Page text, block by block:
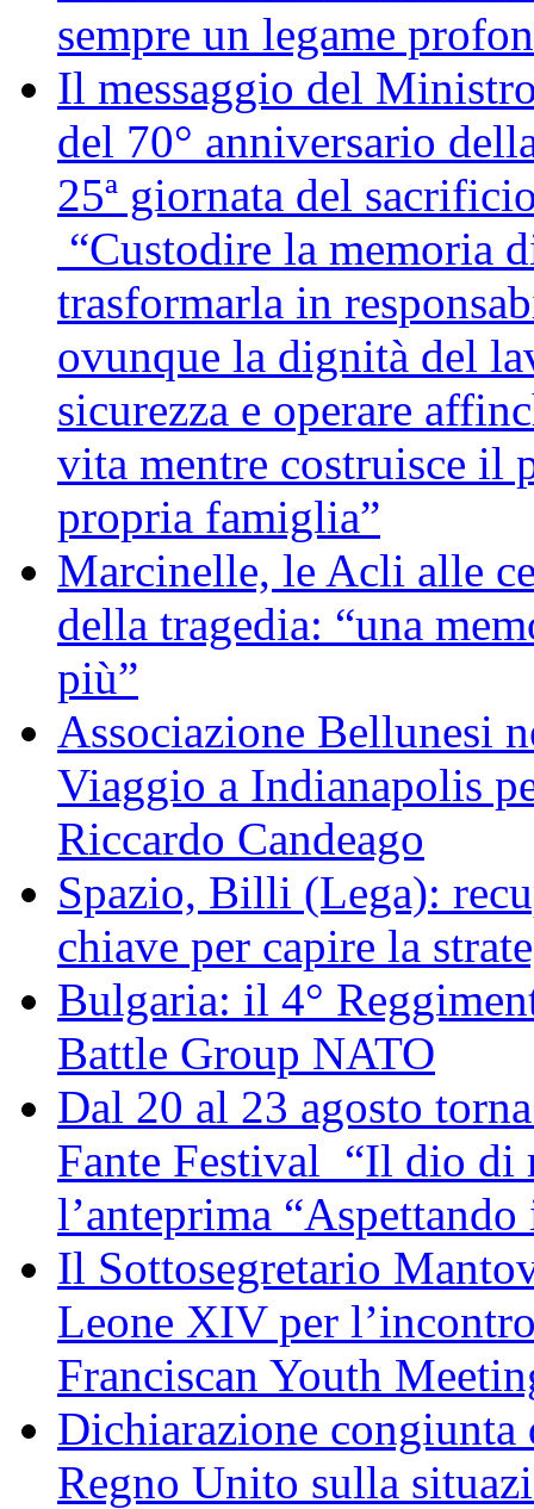
sempre un legame
Il messaggio del
del 70° anniversario
25ª giornata del
“Custodire la memoria
trasformarla in
ovunque la dignità del
sicurezza e operare
vita mentre costruisce il
propria famiglia”
Marcinelle, le Acli alle
della tragedia: “una
più”
Associazione Bellunesi
Viaggio a Indianapolis
Riccardo Candeago
Spazio, Billi (Lega):
chiave per capire la
Bulgaria: il 4°
Battle Group NATO
Dal 20 al 23 agosto
Fante Festival “Il dio di
l’anteprima
Il Sottosegretario
Leone XIV per
Franciscan Youth
Dichiarazione
Regno Unito sulla